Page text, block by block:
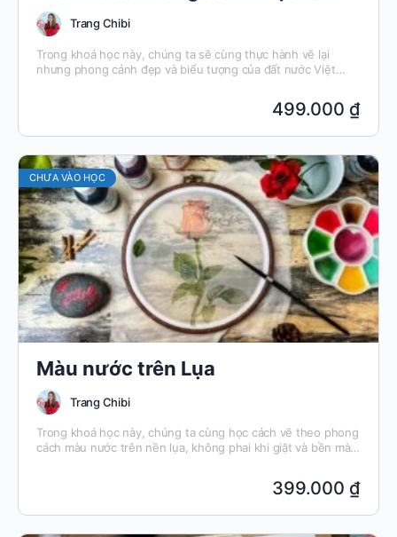
Trang Chibi
Trong khoá học này, chúng ta sẽ cùng thực hành vẽ lại
nhưng phong cảnh đẹp và biểu tượng của đất nước Việt
499.000 ₫
CHƯA VÀO HỌC
Màu nước trên Lụa
Trang Chibi
Trong khoá học này, chúng ta cùng học cách vẽ theo phong
cách màu nước trên nền lụa, không phai khi giặt và bền màu
399.000 ₫